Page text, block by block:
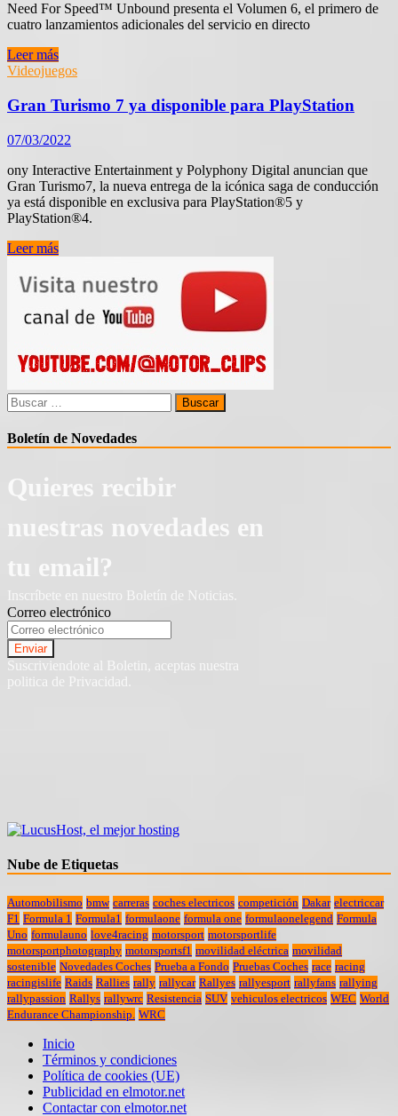
Need For Speed™ Unbound presenta el Volumen 6, el primero de
cuatro lanzamientos adicionales del servicio en directo
Need
For
Unbound
presenta
el
Volumen
6,
el
primero
de
cuatro
lanzamientos
adicionales
del
servicio
directo
Leer más
Videojuegos
Gran Turismo 7 ya disponible para PlayStation
07/03/2022
ony Interactive Entertainment y Polyphony Digital anuncian que
Gran Turismo7, la nueva entrega de la icónica saga de conducción
ya está disponible en exclusiva para PlayStation®5 y
PlayStation®4.
Gran
disponible
para
Leer más
Buscar:
Boletín de Novedades
Quieres recibir
nuestras novedades en
tu email?
Inscríbete en nuestro Boletín de Noticias.
Correo electrónico
Suscriviendote al Boletin, aceptas nuestra
politica de Privacidad.
Nube de Etiquetas
Automobilismo bmw carreras coches electricos competición Dakar electriccar
F1 Formula 1 Formula1 formulaone formula one formulaonelegend Formula
Uno formulauno love4racing motorsport motorsportlife
motorsportphotography motorsportsf1 movilidad eléctrica movilidad
sostenible Novedades Coches Prueba a Fondo Pruebas Coches race racing
racingislife Raids Rallies rally rallycar Rallyes rallyesport rallyfans rallying
rallypassion Rallys rallywrc Resistencia SUV vehiculos electricos WEC World
Endurance Championship. WRC
Inicio
Términos y condiciones
Política de cookies (UE)
Publicidad en elmotor.net
Contactar con elmotor.net